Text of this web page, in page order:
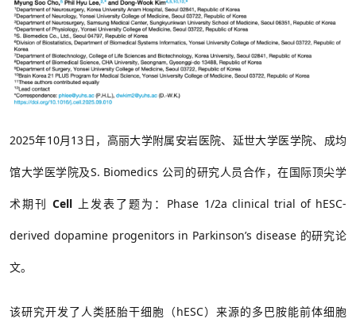
2025年10月13日，高丽大学附属安岩医院、延世大学医学院、成均
馆大学医学院及S. Biomedics 公司的研究人员合作，在国际顶尖学
术期刊Cell 上发表了题为：Phase 1/2a clinical trial of hESC-
derived dopamine progenitors in Parkinson’s disease 的研究论
文。
该研究开发了人类胚胎干细胞（hESC）来源的多巴胺能前体细胞